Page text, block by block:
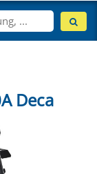
Deca